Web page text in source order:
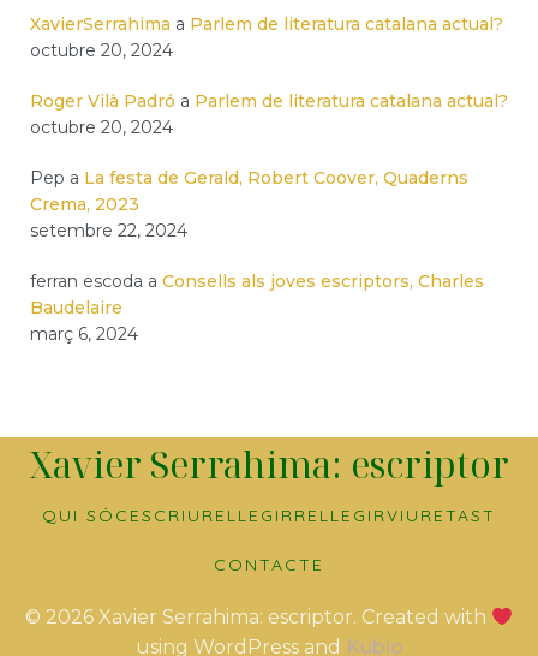
XavierSerrahima a Parlem de literatura catalana actual?
octubre 20, 2024
Roger Vilà Padró a Parlem de literatura catalana actual?
octubre 20, 2024
Pep a La festa de Gerald, Robert Coover, Quaderns
Crema, 2023
setembre 22, 2024
ferran escoda a Consells als joves escriptors, Charles
Baudelaire
març 6, 2024
Xavier Serrahima: escriptor
QUI SÓC ESCRIURE LLEGIRRELLEGIRVIURETAST
CONTACTE
© 2026 Xavier Serrahima: escriptor. Created with
using WordPress and Kubio